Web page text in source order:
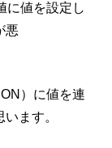
値を設定し
悪
）に値を連
ます。